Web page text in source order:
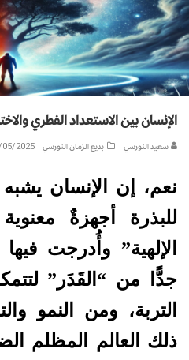
الإنسان بين الاستعداد الفطري
سعيد النورسي بديع الزمان النورسي 05/2025
نعم، إن الإنسان
للبذرة أجهزةٌ
الإلهية” وأُدرجت
جدًّا من “القَدَر”
التربة، ومن النمو
ذلك العالم المظلم